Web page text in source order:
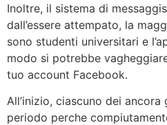
Inoltre, il sistema di
dall’essere attempato, la
sono studenti universitari e
modo si potrebbe
tuo account Facebook.
All’inizio, ciascuno dei
periodo perche